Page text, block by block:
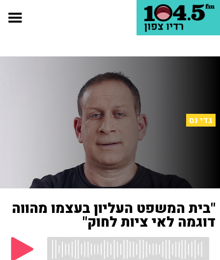
גדי נס
"בית המשפט העליון בעצמו מהווה
דוגמה לאי ציות לחוק"